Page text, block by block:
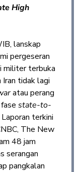
High
lanskap
pergeseran
militer terbuka
Iran tidak lagi
atau perang
state-to-
terkini
The New
48 jam
serangan
pangkalan